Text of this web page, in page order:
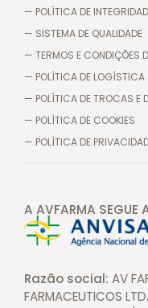
— POLÍTICA DE
— SISTEMA DE QUALIDADE
— TERMOS E CONDIÇÕES
— POLÍTICA DE LOGÍSTICA
— POLÍTICA DE TROCAS E
— POLÍTICA DE COOKIES
— POLÍTICA DE
A AVFARMA SEGUE
Razão social: AV
FARMACEUTICOS